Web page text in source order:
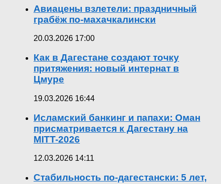
Авиацены взлетели: праздничный
грабёж по-махачкалински
20.03.2026 17:00
Как в Дагестане создают точку
притяжения: новый интернат в
Цмуре
19.03.2026 16:44
Исламский банкинг и папахи: Оман
присматривается к Дагестану на
MITT-2026
12.03.2026 14:11
Стабильность по-дагестански: 5 лет,